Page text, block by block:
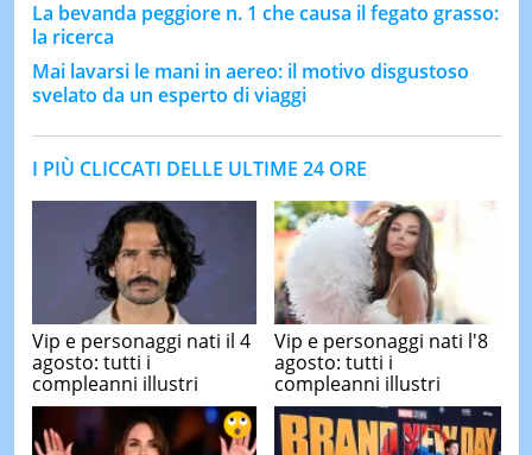
La bevanda peggiore n. 1 che causa il fegato grasso:
la ricerca
Mai lavarsi le mani in aereo: il motivo disgustoso
svelato da un esperto di viaggi
I PIÙ CLICCATI DELLE ULTIME 24 ORE
Vip e personaggi nati il 4
agosto: tutti i
compleanni illustri
Vip e personaggi nati l'8
agosto: tutti i
compleanni illustri